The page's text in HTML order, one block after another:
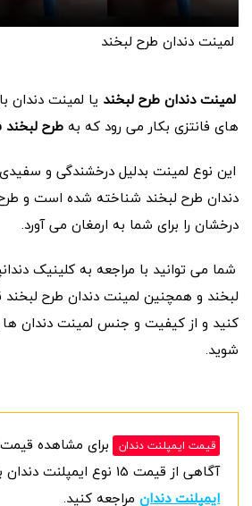
لمینت دندان طرح لبخند
لمینت دندان طرح لبخند یا لمینت دندان
های فانتزی بکار می رود که بهطرح لبخند
این نوع لمینت بدلیل درخشندگی و
دندان طرح لبخند شناخته شده است و طرح
درخشان را برای شما به ارمغان می آورد.
شما می توانید با مراجعه به کلینیک
لبخند و همچنین لمینت دندان طرح لبخند
کنید و از کیفیت و جنس لمینت دندان ها
شوید.
قیمت ایمپلنت دندان برای مشاهده
آگاهی از قیمت 15 نوع ایمپلنت دندان به صفحه
ایمپلنت دندان مراجعه کنید.